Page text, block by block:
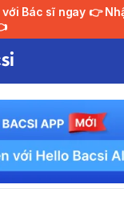
sĩ ngay 👉 Nhận tư vấn MIỄN